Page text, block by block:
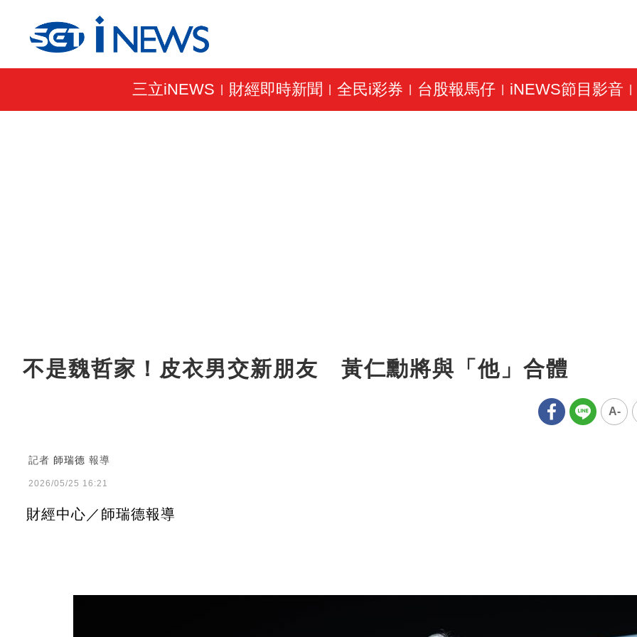
三立iNEWS 財經即時新聞 全民i彩券 台股報馬仔| iNEWS節目影音
不是魏哲家！皮衣男交新朋友 黃仁勳將與「他」合體
A-
記者 師瑞德 報導
2026/05/25 16:21
財經中心／師瑞德報導